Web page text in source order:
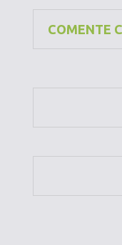
COMENTE